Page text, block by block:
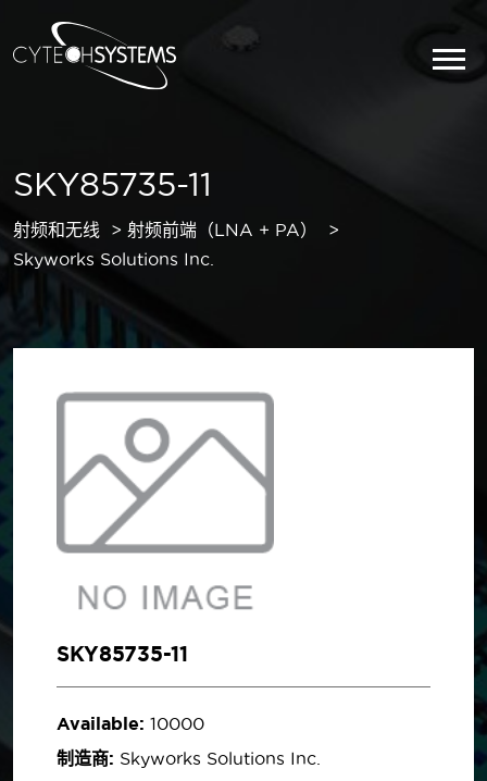
SKY85735-11
射频和无线
射频前端（LNA + PA）
Skyworks Solutions Inc.
SKY85735-11
Available: 10000
制造商: Skyworks Solutions Inc.